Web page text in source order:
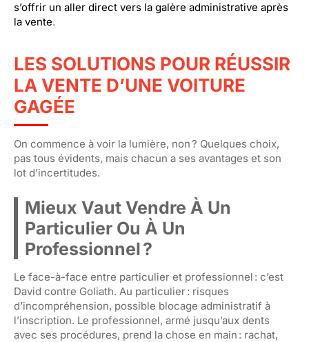
s’offrir un aller direct vers la galère administrative après
la vente.
LES SOLUTIONS POUR RÉUSSIR
LA VENTE D’UNE VOITURE
GAGÉE
On commence à voir la lumière, non ? Quelques choix,
pas tous évidents, mais chacun a ses avantages et son
lot d’incertitudes.
Mieux Vaut Vendre À Un
Particulier Ou À Un
Professionnel ?
Le face-à-face entre particulier et professionnel : c’est
David contre Goliath. Au particulier : risques
d’incompréhension, possible blocage administratif à
l’inscription. Le professionnel, armé jusqu’aux dents
avec ses procédures, prend la chose en main : rachat,